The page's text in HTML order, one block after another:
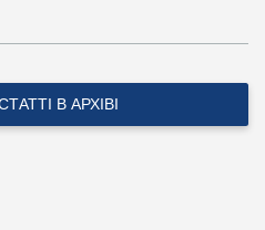
В АРХІВІ